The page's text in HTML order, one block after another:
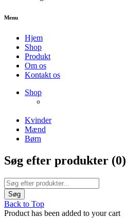
Menu
Hjem
Shop
Produkt
Om os
Kontakt os
Shop
Kvinder
Mænd
Børn
Søg efter produkter (0)
Back to Top
Product has been added to your cart